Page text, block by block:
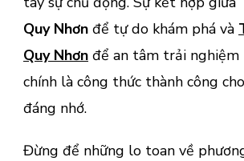
Quy Nhơn để tự do khám phá và
Quy Nhơn để an tâm trải nghiệm
chính là công thức thành công
đáng nhớ.
Đừng để những lo toan về